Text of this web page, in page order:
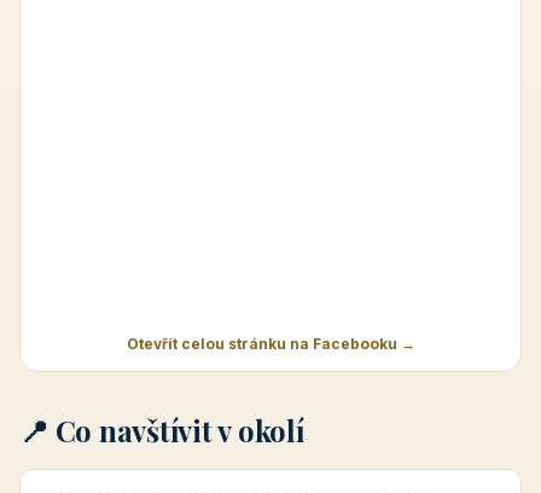
Otevřít celou stránku na Facebooku →
📍 Co navštívit v okolí